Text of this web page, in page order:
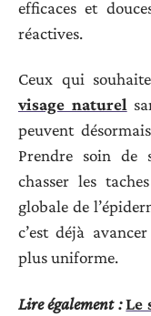
efficaces et
réactives.
Ceux qui
visage naturel
peuvent
Prendre soin de
chasser les
globale de
c’est déjà
plus uniforme.
Lire également : Le